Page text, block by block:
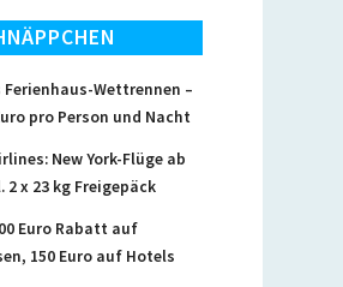
Ferienhaus-Wettrennen –
pro Person und Nacht
New York-Flüge ab
2 x 23 kg Freigepäck
Euro Rabatt auf
150 Euro auf Hotels